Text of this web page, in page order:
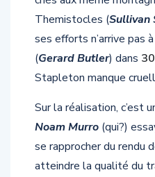
Themistocles (Sullivan
ses efforts n’arrive pas
(Gerard Butler) dans
Stapleton manque
Sur la réalisation, c’est
Noam Murro (qui?)
se rapprocher du rendu
atteindre la qualité du